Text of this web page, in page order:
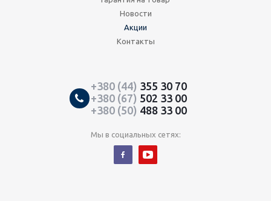
Новости
Акции
Контакты
+380 (44) 355 30 70
+380 (67) 502 33 00
+380 (50) 488 33 00
Мы в социальных сетях: